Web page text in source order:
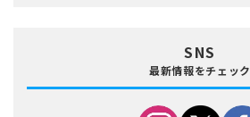
SNS
最新情報をチェック